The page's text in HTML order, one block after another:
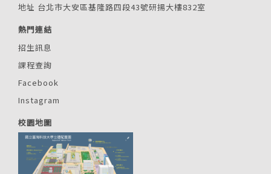
地址 台北市大安區基隆路四段43號研揚大樓832室
熱門連結
招生訊息
課程查詢
Facebook
Instagram
校園地圖